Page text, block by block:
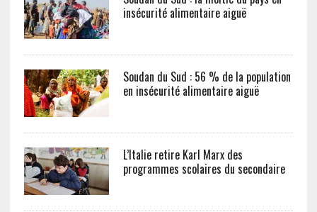
insécurité alimentaire aiguë
Soudan du Sud : 56 % de la population
en insécurité alimentaire aiguë
L’Italie retire Karl Marx des
programmes scolaires du secondaire